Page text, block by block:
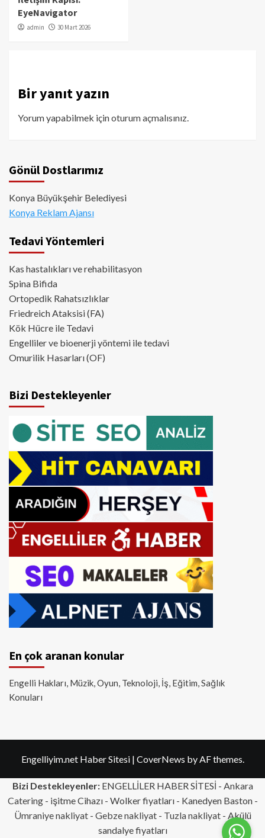
EyeNavigator
admin 30 Mart 2026
Bir yanıt yazın
Yorum yapabilmek içinoturum açmalısınız.
Gönül Dostlarımız
Konya Büyükşehir Belediyesi
Konya Reklam Ajansı
Tedavi Yöntemleri
Kas hastalıkları ve rehabilitasyon
Spina Bifida
Ortopedik Rahatsızlıklar
Friedreich Ataksisi (FA)
Kök Hücre ile Tedavi
Engelliler ve bioenerji yöntemi ile tedavi
Omurilik Hasarları (OF)
Bizi Destekleyenler
En çok aranan konular
Engelli Hakları, Müzik, Oyun, Teknoloji, İş, Eğitim, Sağlık
Konuları
Engelliyim.net Haber Sitesi | CoverNews by AF themes.
Bizi Destekleyenler:ENGELLİLER HABER SİTESİ - Ankara
Catering- işitme Cihazı - Wolker fiyatları - Kanedyen Baston -
Ümraniye nakliyat- Gebze nakliyat- Tuzla nakliyat- Akülü
sandalye fiyatları